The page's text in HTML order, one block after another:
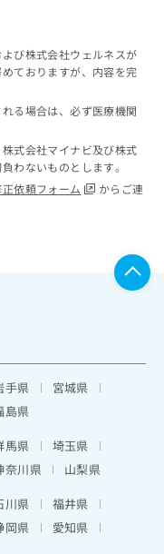
び株式会社ウェルネスが
ておりますが、内容を完
る場合は、必ず医療機関
式会社マイナビ及び株式
わないものとします。
依頼フォーム
からご連
手県
宮城県
島県
馬県
埼玉県
奈川県
山梨県
川県
福井県
岡県
愛知県